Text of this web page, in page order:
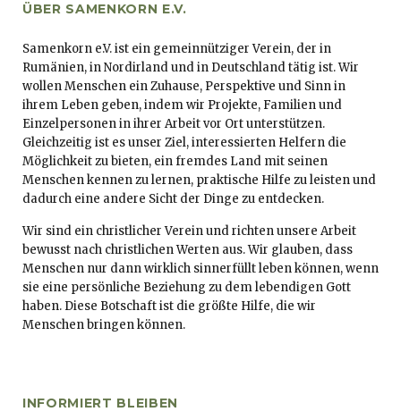
ÜBER SAMENKORN E.V.
Samenkorn e.V. ist ein gemeinnütziger Verein, der in
Rumänien, in Nordirland und in Deutschland tätig ist. Wir
wollen Menschen ein Zuhause, Perspektive und Sinn in
ihrem Leben geben, indem wir Projekte, Familien und
Einzelpersonen in ihrer Arbeit vor Ort unterstützen.
Gleichzeitig ist es unser Ziel, interessierten Helfern die
Möglichkeit zu bieten, ein fremdes Land mit seinen
Menschen kennen zu lernen, praktische Hilfe zu leisten und
dadurch eine andere Sicht der Dinge zu entdecken.
Wir sind ein christlicher Verein und richten unsere Arbeit
bewusst nach christlichen Werten aus. Wir glauben, dass
Menschen nur dann wirklich sinnerfüllt leben können, wenn
sie eine persönliche Beziehung zu dem lebendigen Gott
haben. Diese Botschaft ist die größte Hilfe, die wir
Menschen bringen können.
INFORMIERT BLEIBEN